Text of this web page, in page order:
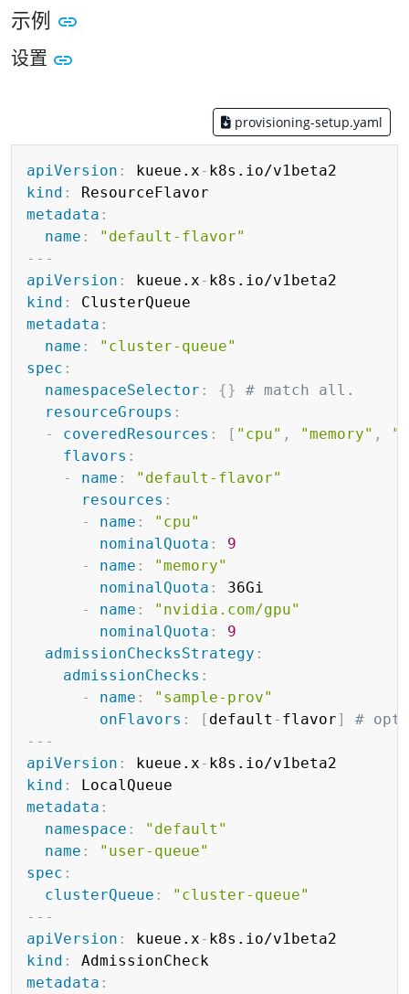
示例
设置
provisioning-setup.yaml
apiVersion : kueue.x -
kind :
metadata :
name :
"default-flavor"
---
apiVersion : kueue.x -
kind :
metadata :
name :
"cluster-queue"
spec :
namespaceSelector : {}
# match all.
resourceGroups :
-
coveredResources : [ "cpu" , "memory" ,
flavors :
-
name :
"default-flavor"
resources :
-
name :
"cpu"
nominalQuota :
9
-
name :
"memory"
nominalQuota :
36Gi
-
name :
"nvidia.com/gpu"
nominalQuota :
9
admissionChecksStrategy :
admissionChecks :
-
name :
"sample-prov"
onFlavors : [ default - flavor]
#
---
apiVersion : kueue.x -
kind :
metadata :
namespace :
"default"
name :
"user-queue"
spec :
clusterQueue :
"cluster-queue"
---
apiVersion : kueue.x -
kind :
metadata :